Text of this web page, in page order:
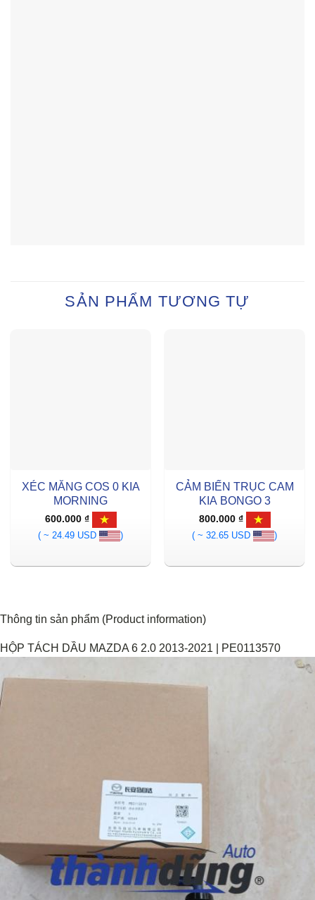
SẢN PHẨM TƯƠNG TỰ
XÉC MĂNG COS 0 KIA
MORNING
600.000 ₫
( ~ 24.49 USD
)
CẢM BIẾN TRỤC CAM
KIA BONGO 3
800.000 ₫
( ~ 32.65 USD
)
Thông tin sản phẩm (Product information)
HỘP TÁCH DẦU MAZDA 6 2.0 2013-2021 | PE0113570